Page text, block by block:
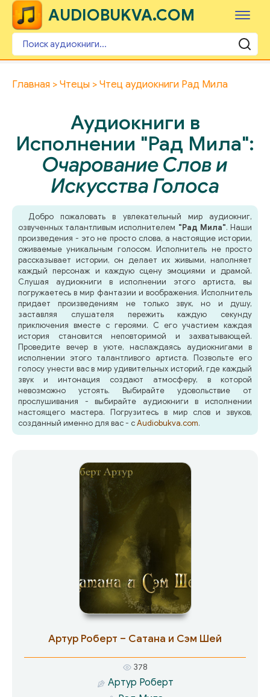
AUDIOBUKVA.COM
Главная Чтецы Чтец аудиокниги Рад Мила
Аудиокниги в
Исполнении "Рад Мила":
Очарование Слов и
Искусства Голоса
Добро пожаловать в увлекательный мир аудиокниг,
озвученных талантливым исполнителем "Рад Мила". Наши
произведения - это не просто слова, а настоящие истории,
оживаемые уникальным голосом. Исполнитель не просто
рассказывает истории, он делает их живыми, наполняет
каждый персонаж и каждую сцену эмоциями и драмой.
Слушая аудиокниги в исполнении этого артиста, вы
погружаетесь в мир фантазии и воображения. Исполнитель
придает произведениям не только звук, но и душу,
заставляя слушателя пережить каждую секунду
приключения вместе с героями. С его участием каждая
история становится неповторимой и захватывающей.
Проведите вечер в уюте, наслаждаясь аудиокнигами в
исполнении этого талантливого артиста. Позвольте его
голосу унести вас в мир удивительных историй, где каждый
звук и интонация создают атмосферу, в которой
невозможно устоять. Выбирайте удовольствие от
прослушивания - выбирайте аудиокниги в исполнении
настоящего мастера. Погрузитесь в мир слов и звуков,
созданный именно для вас - сAudiobukva.com.
Артур Роберт – Сатана и Сэм Шей
378
Артур Роберт